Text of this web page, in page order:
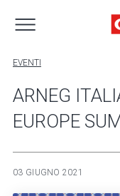
EVENTI
ARNEG
EUROPE
03 GIUGNO 2021